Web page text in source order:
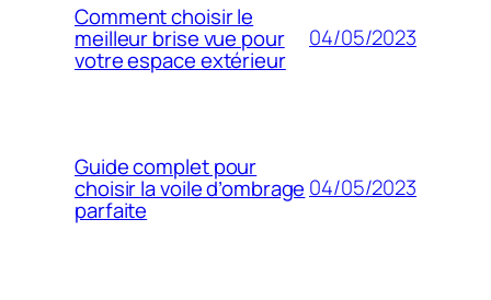
Comment choisir le
meilleur brise vue pour
votre espace extérieur
04/05/2023
Guide complet pour
choisir la voile d’ombrage
parfaite
04/05/2023